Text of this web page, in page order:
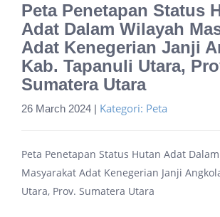
Peta Penetapan Status
Adat Dalam Wilayah
Adat Kenegerian Janji
Kab. Tapanuli Utara,
Sumatera Utara
26 March 2024 | Kategori: Peta
Peta Penetapan Status Hutan Adat
Masyarakat Adat Kenegerian Janji
Utara, Prov. Sumatera Utara